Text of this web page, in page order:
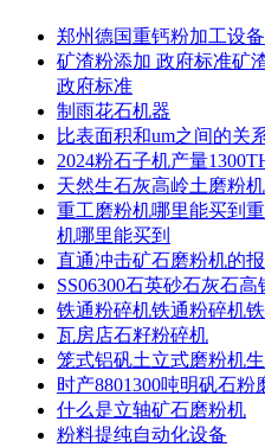
郑州德国重钙粉加工设备
矿渣粉添加 政府标准矿
政府标准
制雨花石机器
比表面积和um之间的关
2024粉石子机产量
天然生石灰高岭土磨粉
重工磨粉机哪里能买到
机哪里能买到
直通冲击矿石磨粉机的
SS06300石英砂石灰石高
铁通粉碎机铁通粉碎机
瓦房店石籽粉碎机
笼式铝矾土立式磨粉机
时产8801300吨明矾石粉
什么是立轴矿石磨粉机
粉料提纯自动化设备